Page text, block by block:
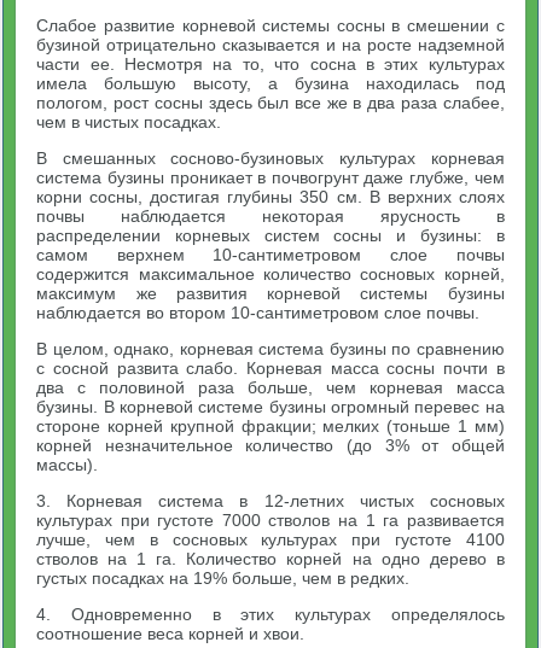
Слабое развитие корневой системы сосны в смешении с
бузиной отрицательно сказывается и на росте надземной
части ее. Несмотря на то, что сосна в этих культурах
имела большую высоту, а бузина находилась под
пологом, рост сосны здесь был все же в два раза слабее,
чем в чистых посадках.
В смешанных сосново-бузиновых культурах корневая
система бузины проникает в почвогрунт даже глубже, чем
корни сосны, достигая глубины 350 см. В верхних слоях
почвы наблюдается некоторая ярусность в
распределении корневых систем сосны и бузины: в
самом верхнем 10-сантиметровом слое почвы
содержится максимальное количество сосновых корней,
максимум же развития корневой системы бузины
наблюдается во втором 10-сантиметровом слое почвы.
В целом, однако, корневая система бузины по сравнению
с сосной развита слабо. Корневая масса сосны почти в
два с половиной раза больше, чем корневая масса
бузины. В корневой системе бузины огромный перевес на
стороне корней крупной фракции; мелких (тоньше 1 мм)
корней незначительное количество (до 3% от общей
массы).
3. Корневая система в 12-летних чистых сосновых
культурах при густоте 7000 стволов на 1 га развивается
лучше, чем в сосновых культурах при густоте 4100
стволов на 1 га. Количество корней на одно дерево в
густых посадках на 19% больше, чем в редких.
4. Одновременно в этих культурах определялось
соотношение веса корней и хвои.